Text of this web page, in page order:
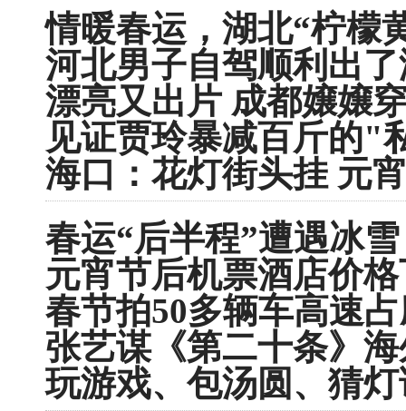
情暖春运，湖北“柠檬
河北男子自驾顺利出
漂亮又出片 成都嬢嬢
见证贾玲暴减百斤的"
海口：花灯街头挂 元
春运“后半程”遭遇冰
元宵节后机票酒店价
春节拍50多辆车高速
张艺谋《第二十条》
玩游戏、包汤圆、猜